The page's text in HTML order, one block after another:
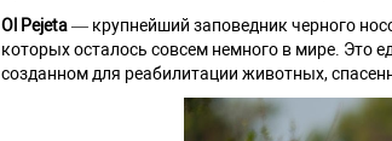
Ol Pejeta— крупнейший заповедник черного
которых осталось совсем немного в мире. Это
созданном для реабилитации животных,